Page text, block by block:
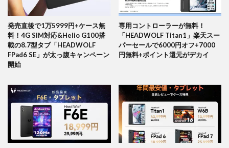
発売直後で1万5999円+ケース無
料！4G SIM対応&Helio G100搭
載の8.7型タブ「HEADWOLF
FPad6 SE」が太っ腹キャンペーン
開始
専用コントローラーが無料！
「HEADWOLF Titan1」楽天スー
パーセールで6000円オフ+7000
円無料+ポイント還元がデカイ